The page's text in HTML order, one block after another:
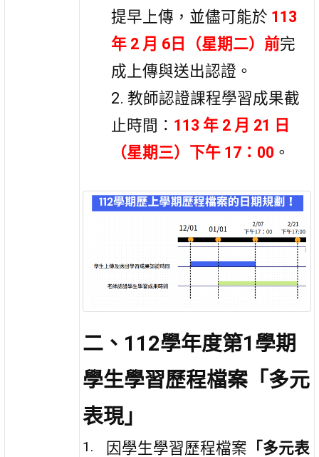
提早上傳，並儘可能於 113
年 2 月 6日（星期二）前完
成上傳與送出認證。
2. 教師認證課程學習成果截
止時間： 113 年 2 月 21 日
（星期三）下午 17：00 。
二、112學年度第1學期
學生學習歷程檔案「多元
表現」
因學生學習歷程檔案 「多元表